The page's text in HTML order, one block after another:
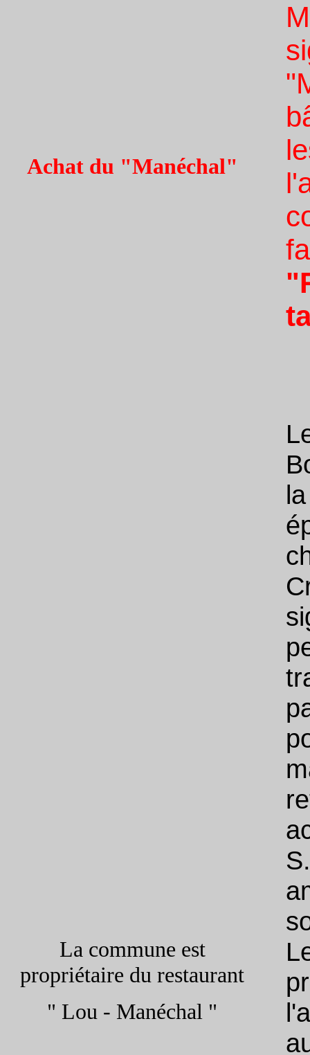
Achat du "Manéchal"
La commune est
propriétaire du restaurant
" Lou - Manéchal "